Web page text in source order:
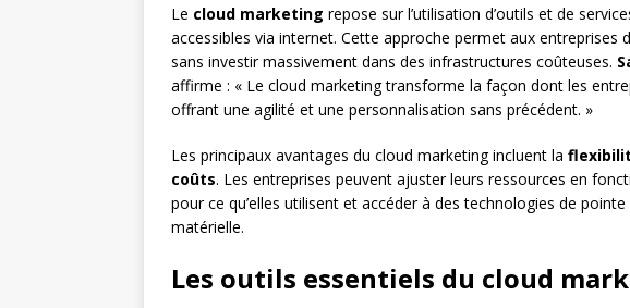
Le cloud marketing repose sur l’utilisation d’outils et de
accessibles via internet. Cette approche permet aux entreprises
sans investir massivement dans des infrastructures coûteuses.
affirme : « Le cloud marketing transforme la façon dont les
offrant une agilité et une personnalisation sans précédent. »
Les principaux avantages du cloud marketing incluent la
coûts. Les entreprises peuvent ajuster leurs ressources en
pour ce qu’elles utilisent et accéder à des technologies de
matérielle.
Les outils essentiels du cloud